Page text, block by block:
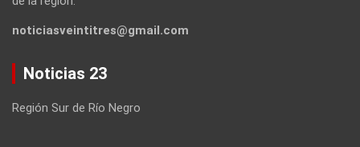
noticiasveintitres@gmail.com
Noticias 23
Región Sur de Río Negro